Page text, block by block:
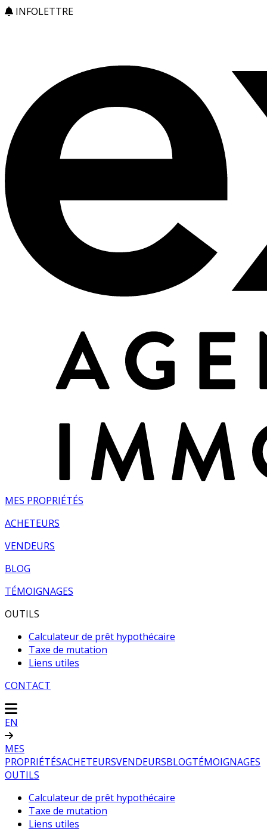
INFOLETTRE
MES PROPRIÉTÉS
ACHETEURS
VENDEURS
BLOG
TÉMOIGNAGES
OUTILS
Calculateur de prêt hypothécaire
Taxe de mutation
Liens utiles
CONTACT
EN
MES
PROPRIÉTÉSACHETEURSVENDEURSBLOGTÉMOIGNAGES
OUTILS
Calculateur de prêt hypothécaire
Taxe de mutation
Liens utiles